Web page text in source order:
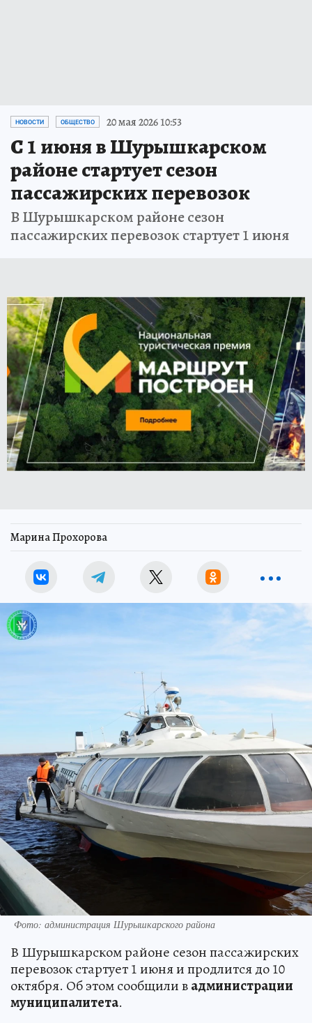
НОВОСТИ ОБЩЕСТВО 20 мая 2026 10:53
С 1 июня в Шурышкарском
районе стартует сезон
пассажирских перевозок
В Шурышкарском районе сезон
пассажирских перевозок стартует 1 июня
Марина Прохорова
Фото: администрация Шурышкарского района
В Шурышкарском районе сезон пассажирских
перевозок стартует 1 июня и продлится до 10
октября. Об этом сообщили вадминистрации
муниципалитета.